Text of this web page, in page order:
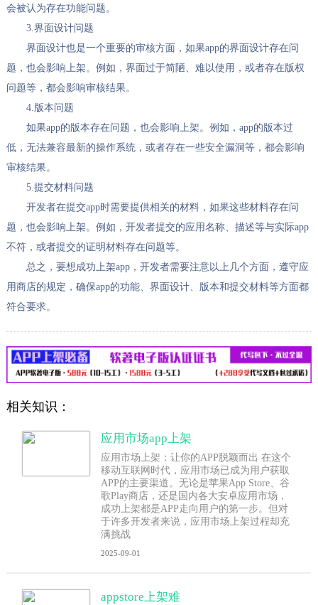
会被认为存在功能问题。
3.界面设计问题
界面设计也是一个重要的审核方面，如果app的界面设计存在问
题，也会影响上架。例如，界面过于简陋、难以使用，或者存在版权
问题等，都会影响审核结果。
4.版本问题
如果app的版本存在问题，也会影响上架。例如，app的版本过
低，无法兼容最新的操作系统，或者存在一些安全漏洞等，都会影响
审核结果。
5.提交材料问题
开发者在提交app时需要提供相关的材料，如果这些材料存在问
题，也会影响上架。例如，开发者提交的应用名称、描述等与实际app
不符，或者提交的证明材料存在问题等。
总之，要想成功上架app，开发者需要注意以上几个方面，遵守应
用商店的规定，确保app的功能、界面设计、版本和提交材料等方面都
符合要求。
相关知识：
应用市场app上架
应用市场上架：让你的APP脱颖而出 在这个
移动互联网时代，应用市场已成为用户获取
APP的主要渠道。无论是苹果App Store、谷
歌Play商店，还是国内各大安卓应用市场，
成功上架都是APP走向用户的第一步。但对
于许多开发者来说，应用市场上架过程却充
满挑战
2025-09-01
appstore上架难